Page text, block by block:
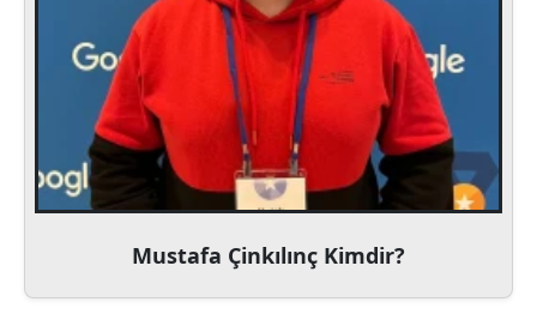
Mustafa Çinkılınç Kimdir?